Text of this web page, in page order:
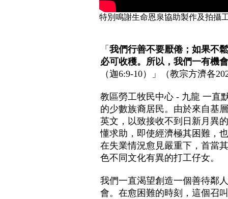
特別鳴謝生命恩泉協助製作及拍攝
「 我們行善不要厭倦；如果不
必可收穫。所以，我們一有機
（迦6:9-10）」（教宗方濟各
教區勞工牧民中心 - 九龍 一直
的少數族裔居民。由於來自基
英文，以致接收不到日新月異
懂求助，即使經濟極其困難，
在失業情況愈見嚴重下，首當
色不同文化有異的打工仔女。
我們一直渴望創造一個善待鄰
會。在愈困難的時刻，這個召